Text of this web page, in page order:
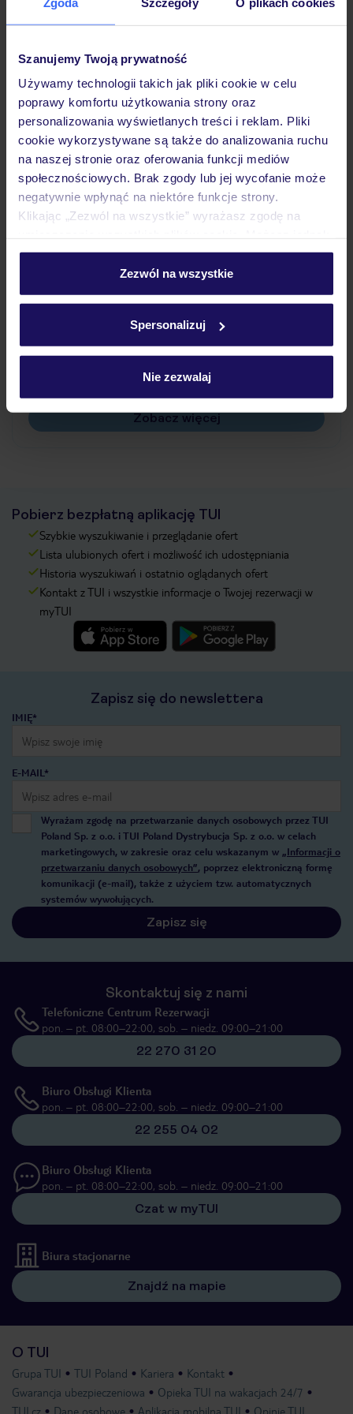
Szanujemy Twoją prywatność
Używamy technologii takich jak pliki cookie w celu
poprawy komfortu użytkowania strony oraz
personalizowania wyświetlanych treści i reklam. Pliki
cookie wykorzystywane są także do analizowania ruchu
na naszej stronie oraz oferowania funkcji mediów
społecznościowych. Brak zgody lub jej wycofanie może
negatywnie wpłynąć na niektóre funkcje strony.
Klikając „Zezwól na wszystkie” wyrażasz zgodę na
personalizować swój wybór wchodząc w zakładkę
Szczegółowe informacje o plikach cookie znajdziesz
Zezwól na wszystkie
Spersonalizuj
Nie zezwalaj
Opinie
Pokoje
Wyżywienie
Atrakcje
Jak zmienić uczestników/osobę zgłaszającą?
Czy w Hotelu będzie przedstawiciel TUI?
Na jakiej podstawie i gdzie otrzymam karty
pokładowe/bilety lotnicze?
Zobacz więcej
Pobierz bezpłatną aplikację TUI
Szybkie wyszukiwanie i przeglądanie ofert
Lista ulubionych ofert i możliwość ich udostępniania
Historia wyszukiwań i ostatnio oglądanych ofert
Kontakt z TUI i wszystkie informacje o Twojej rezerwacji w
myTUI
Zapisz się do newslettera
IMIĘ*
E-MAIL*
Wyrażam zgodę na przetwarzanie danych osobowych przez TUI
Poland Sp. z o.o. i TUI Poland Dystrybucja Sp. z o.o. w celach
marketingowych, w zakresie oraz celu wskazanym w „Informacji o
przetwarzaniu danych osobowych”, poprzez elektroniczną formę
komunikacji (e-mail), także z użyciem tzw. automatycznych
systemów wywołujących.
Zapisz się
Skontaktuj się z nami
Telefoniczne Centrum Rezerwacji
pon. – pt. 08:00–22:00, sob. – niedz. 09:00–21:00
22 270 31 20
Biuro Obsługi Klienta
pon. – pt. 08:00–22:00, sob. – niedz. 09:00–21:00
22 255 04 02
Biuro Obsługi Klienta
pon. – pt. 08:00–22:00, sob. – niedz. 09:00–21:00
Czat w myTUI
Biura stacjonarne
Znajdź na mapie
O TUI
Grupa TUI TUI Poland Kariera
Kontakt
Gwarancja ubezpieczeniowa
Opieka TUI na wakacjach 24/7
TUI.cz
Dane osobowe Aplikacja mobilna TUI Opinie TUI